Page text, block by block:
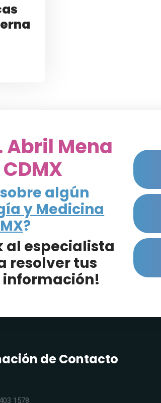
Abril Mena
algún
y Medicina
?
al especialista
resolver tus
de Contacto
1578